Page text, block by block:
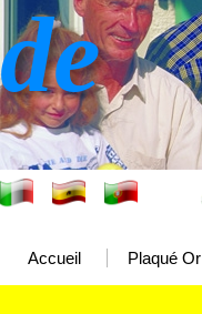
Accueil Plaqué Or
de